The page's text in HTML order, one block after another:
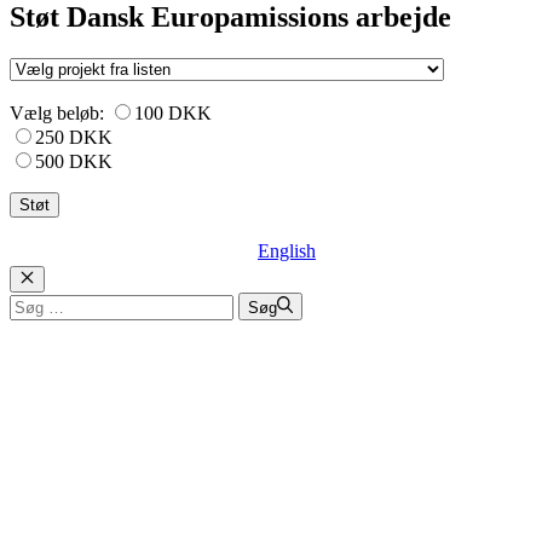
Støt Dansk Europamissions arbejde
Vælg beløb:
100 DKK
250 DKK
500 DKK
English
Luk
Søg
efter:
Søg